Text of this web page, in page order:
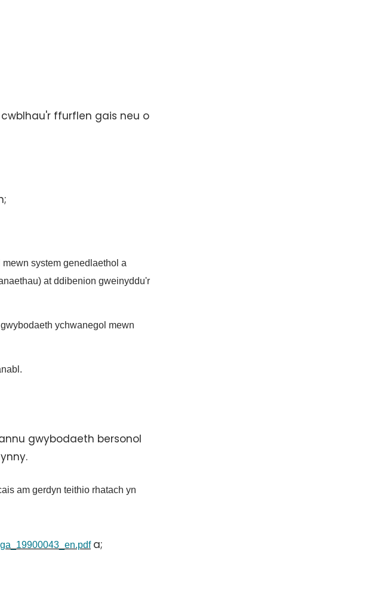
ffurflen gais neu o
system genedlaethol a
at ddibenion gweinyddu'r
ychwanegol mewn
gwybodaeth bersonol
am gerdyn teithio rhatach yn
a;